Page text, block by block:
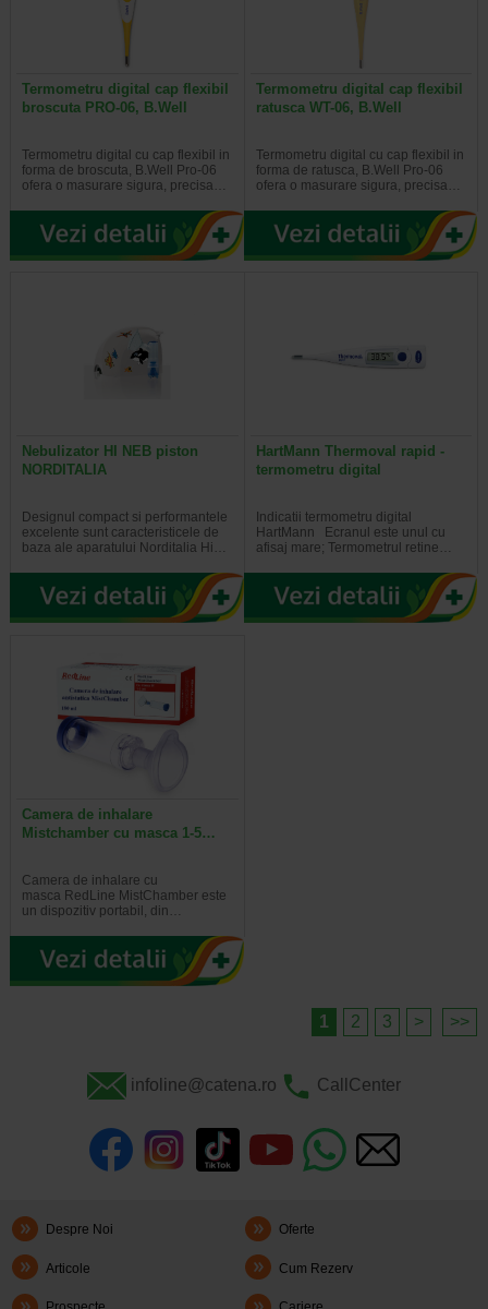
Termometru digital cap flexibil
broscuta PRO-06, B.Well
Termometru digital cu cap flexibil in
forma de broscuta, B.Well Pro-06
ofera o masurare sigura, precisa…
Termometru digital cap flexibil
ratusca WT-06, B.Well
Termometru digital cu cap flexibil in
forma de ratusca, B.Well Pro-06
ofera o masurare sigura, precisa…
Nebulizator HI NEB piston
NORDITALIA
Designul compact si performantele
excelente sunt caracteristicele de
baza ale aparatului Norditalia Hi…
HartMann Thermoval rapid -
termometru digital
Indicatii termometru digital
HartMann Ecranul este unul cu
afisaj mare; Termometrul retine…
Camera de inhalare
Mistchamber cu masca 1-5…
Camera de inhalare cu
masca RedLine MistChamber este
un dispozitiv portabil, din…
1 2 3 > >>
infoline@catena.ro CallCenter
Despre Noi Oferte
Articole Cum Rezerv